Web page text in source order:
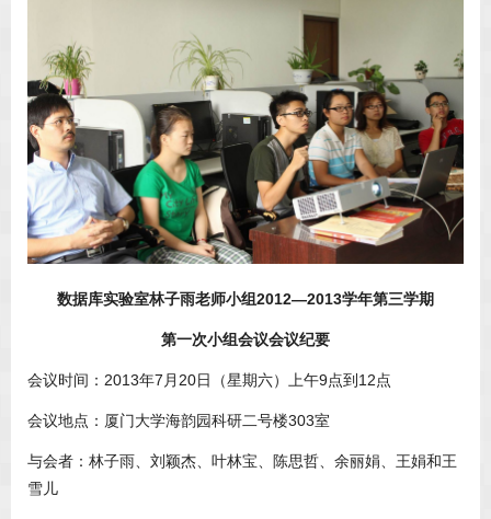
数据库实验室林子雨老师小组2012—2013学年第三学期
第一次小组会议会议纪要
会议时间：2013年7月20日（星期六）上午9点到12点
会议地点：厦门大学海韵园科研二号楼303室
与会者：林子雨、刘颖杰、叶林宝、陈思哲、余丽娟、王娟和王
雪儿